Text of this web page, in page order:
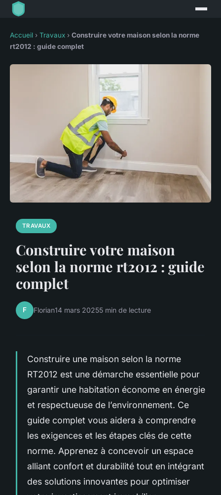
Accueil › Travaux › Construire votre maison selon la norme
rt2012 : guide complet
TRAVAUX
Construire votre maison
selon la norme rt2012 : guide
complet
F Florian14 mars 20255 min de lecture
Construire une maison selon la norme
RT2012 est une démarche essentielle pour
garantir une habitation économe en énergie
et respectueuse de l’environnement. Ce
guide complet vous aidera à comprendre
les exigences et les étapes clés de cette
norme. Apprenez à concevoir un espace
alliant confort et durabilité tout en intégrant
des solutions innovantes pour optimiser